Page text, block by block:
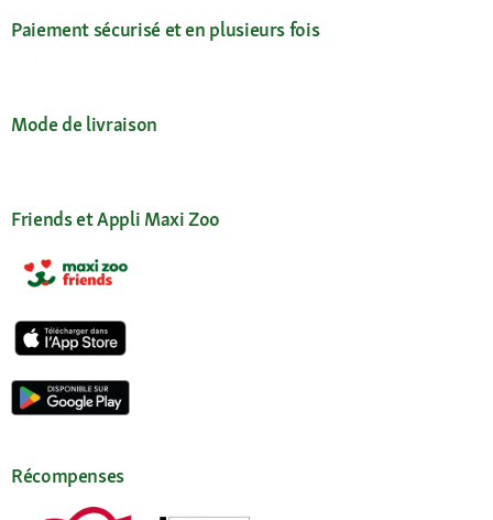
Paiement sécurisé et en plusieurs fois
Mode de livraison
Friends et Appli Maxi Zoo
Récompenses